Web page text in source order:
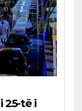
25-të i